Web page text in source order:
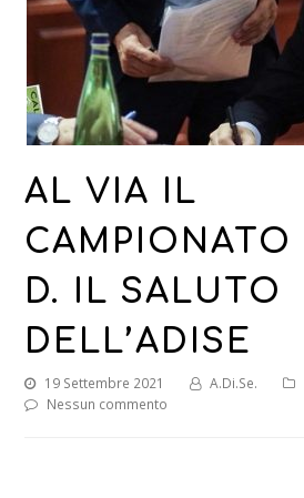
AL VIA IL
CAMPIONATO
D. IL SALUTO
DELL’ADISE
19 Settembre 2021 A.Di.Se.
Nessun commento